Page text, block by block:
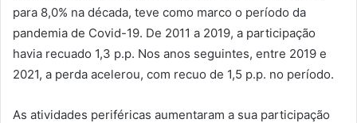
para 8,0% na década, teve como marco o período da
pandemia de Covid-19. De 2011 a 2019, a participação
havia recuado 1,3 p.p. Nos anos seguintes, entre 2019 e
2021, a perda acelerou, com recuo de 1,5 p.p. no período.
As atividades periféricas aumentaram a sua participação